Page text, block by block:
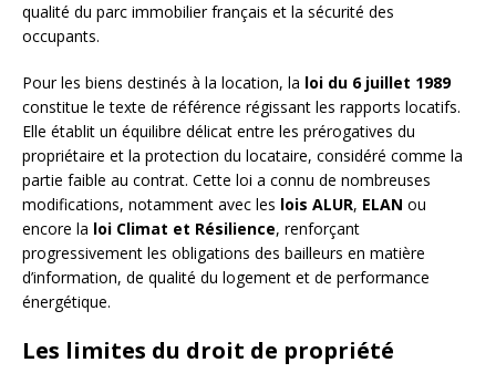
qualité du parc immobilier français et la sécurité des
occupants.
Pour les biens destinés à la location, la loi du 6 juillet 1989
constitue le texte de référence régissant les rapports locatifs.
Elle établit un équilibre délicat entre les prérogatives du
propriétaire et la protection du locataire, considéré comme la
partie faible au contrat. Cette loi a connu de nombreuses
modifications, notamment avec les lois ALUR, ELAN ou
encore la loi Climat et Résilience, renforçant
progressivement les obligations des bailleurs en matière
d’information, de qualité du logement et de performance
énergétique.
Les limites du droit de propriété